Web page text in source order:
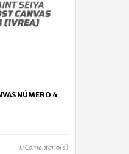
NÚMERO 4
0Comentario(s)